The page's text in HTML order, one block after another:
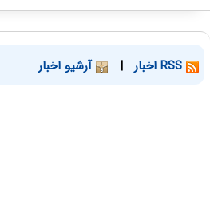
| آرشیو اخبار